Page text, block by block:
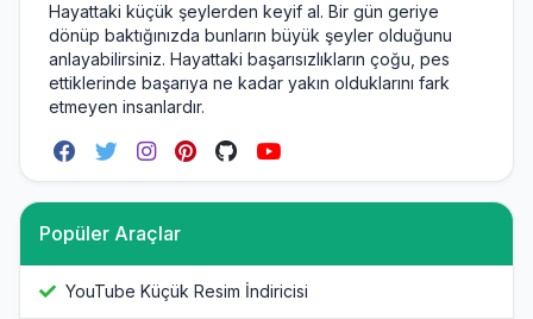
Hayattaki küçük şeylerden keyif al. Bir gün geriye
dönüp baktığınızda bunların büyük şeyler olduğunu
anlayabilirsiniz. Hayattaki başarısızlıkların çoğu, pes
ettiklerinde başarıya ne kadar yakın olduklarını fark
etmeyen insanlardır.
Popüler Araçlar
YouTube Küçük Resim İndiricisi